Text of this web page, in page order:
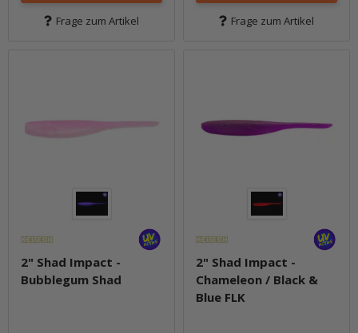
Frage zum Artikel Frage zum Artikel
2" Shad Impact -
Bubblegum Shad
2" Shad Impact -
Chameleon / Black &
Blue FLK